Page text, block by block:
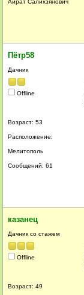
Айрат Салихзянович
Пётр58
Дачник
Offline
Возраст: 53
Расположение:
Мелитополь
Сообщений: 61
казанец
Дачник со стажем
Offline
Возраст: 49